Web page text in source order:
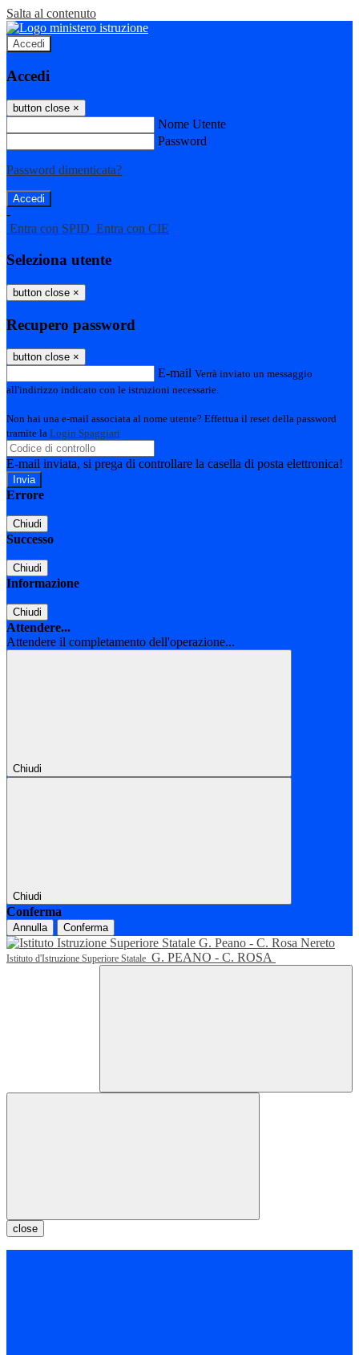
Salta al contenuto
Accedi
Accedi
button close ×
Nome Utente
Password
Password dimenticata?
-
Entra con SPID Entra con CIE
Seleziona utente
button close ×
Recupero password
button close ×
E-mail Verrà inviato un messaggio
all'indirizzo indicato con le istruzioni necessarie.
Non hai una e-mail associata al nome utente? Effettua il reset della password
tramite la Login Spaggiari
E-mail inviata, si prega di controllare la casella di posta elettronica!
Errore
Chiudi
Successo
Chiudi
Informazione
Chiudi
Attendere...
Attendere il completamento dell'operazione...
Chiudi
Chiudi
Conferma
Annulla Conferma
Istituto d'Istruzione Superiore Statale G. PEANO - C. ROSA
close